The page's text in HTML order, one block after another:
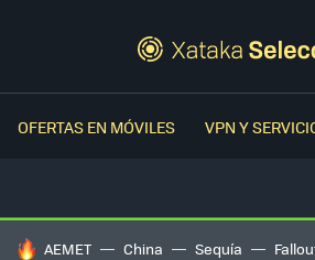
OFERTAS EN MÓVILES VPN Y
HOY SE HABLA DE
AEMET China Sequía